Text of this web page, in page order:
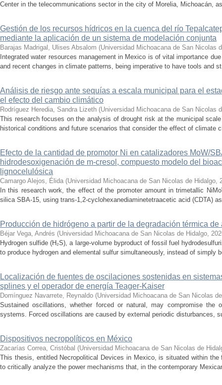
Center in the telecommunications sector in the city of Morelia, Michoacán,
Gestión de los recursos hídricos en la cuenca del río
mediante la aplicación de un sistema de modelación conjunta
Barajas Madrigal, Ulises Absalom (Universidad Michoacana de San Nicolas
Integrated water resources management in Mexico is of vital importance
and recent changes in climate patterns, being imperative to have tools and
Análisis de riesgo ante sequías a escala municipal para el
el efecto del cambio climático
Rodríguez Heredia, Sandra Lizeth (Universidad Michoacana de San Nicolas
This research focuses on the analysis of drought risk at the municipal
historical conditions and future scenarios that consider the effect of climate
Efecto de la cantidad de promotor Ni en catalizadores MoW/
hidrodesoxigenación de m-cresol, compuesto modelo del
lignocelulósica
Camargo Alejos, Élida (Universidad Michoacana de San Nicolas de Hidalgo,
In this research work, the effect of the promoter amount in trimetallic
silica SBA-15, using trans-1,2-cyclohexanediaminetetraacetic acid (CDTA)
Producción de hidrógeno a partir de la degradación térmica
Béjar Vega, Andrés (Universidad Michoacana de San Nicolas de Hidalgo,
Hydrogen sulfide (H₂S), a large-volume byproduct of fossil fuel
to produce hydrogen and elemental sulfur simultaneously, instead of simply
Localización de fuentes de oscilaciones sostenidas en
splines y el operador de energía Teager-Kaiser
Domínguez Navarrete, Reynaldo (Universidad Michoacana de San Nicolas
Sustained oscillations, whether forced or natural, may compromise the
systems. Forced oscillations are caused by external periodic disturbances,
Dispositivos necropolíticos en México
Zacarías Correa, Cristóbal (Universidad Michoacana de San Nicolas de
This thesis, entitled Necropolitical Devices in Mexico, is situated within
to critically analyze the power mechanisms that, in the contemporary